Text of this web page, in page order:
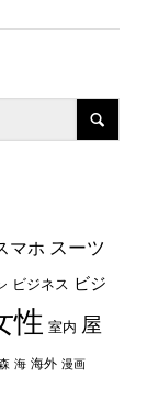
マホ スーツ
ビジネス ビジ
性 室内 屋
海 海外 漫画